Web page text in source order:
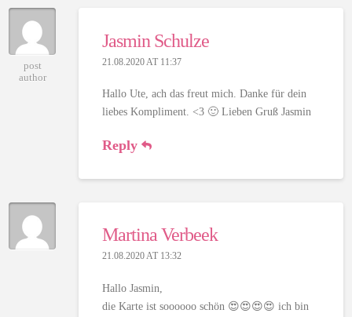
post
author
Jasmin Schulze
21.08.2020 AT 11:37
Hallo Ute, ach das freut mich. Danke für dein
liebes Kompliment. <3 🙂 Lieben Gruß Jasmin
Reply
Martina Verbeek
21.08.2020 AT 13:32
Hallo Jasmin,
die Karte ist soooooo schön 😍😍😍😍 ich bin